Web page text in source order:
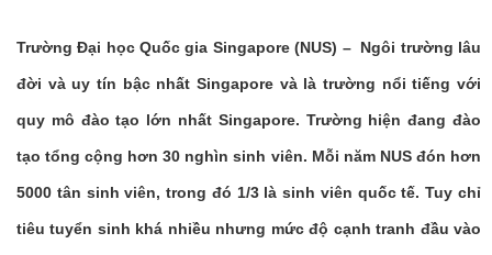
Trường Đại học Quốc gia Singapore (NUS) – Ngôi trường lâu
đời và uy tín bậc nhất Singapore và là trường nổi tiếng với
quy mô đào tạo lớn nhất Singapore. Trường hiện đang đào
tạo tổng cộng hơn 30 nghìn sinh viên. Mỗi năm NUS đón hơn
5000 tân sinh viên, trong đó 1/3 là sinh viên quốc tế. Tuy chỉ
tiêu tuyển sinh khá nhiều nhưng mức độ cạnh tranh đầu vào